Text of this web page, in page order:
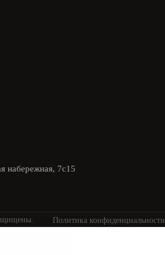
набережная, 7с15
Политика конфиденциальности